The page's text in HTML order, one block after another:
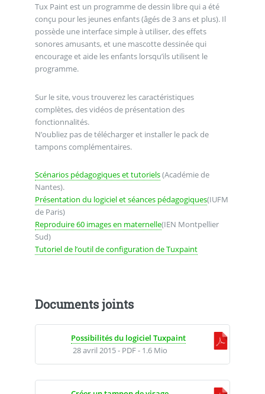
Tux Paint est un programme de dessin libre qui a été
conçu pour les jeunes enfants (âgés de 3 ans et plus). Il
possède une interface simple à utiliser, des effets
sonores amusants, et une mascotte dessinée qui
encourage et aide les enfants lorsqu’ils utilisent le
programme.
Sur le site, vous trouverez les caractéristiques
complètes, des vidéos de présentation des
fonctionnalités.
N’oubliez pas de télécharger et installer le pack de
tampons complémentaires.
Scénarios pédagogiques et tutoriels(Académie de
Nantes).
Présentation du logiciel et séances pédagogiques(IUFM
de Paris)
Reproduire 60 images en maternelle(IEN Montpellier
Sud)
Tutoriel de l’outil de configuration de Tuxpaint
Documents joints
Possibilités du logiciel Tuxpaint
28 avril 2015- PDF- 1.6 Mio